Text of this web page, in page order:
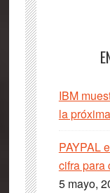
IBM
la
PAYPAL
cifra para
5 mayo,